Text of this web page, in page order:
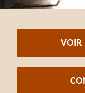
VOIR